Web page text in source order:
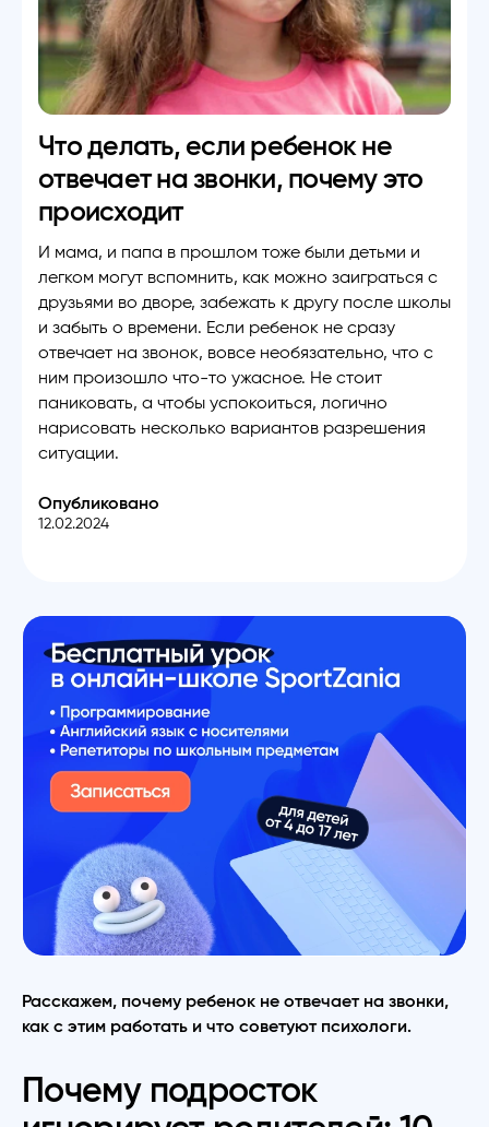
Что делать, если ребенок не
отвечает на звонки, почему это
происходит
И мама, и папа в прошлом тоже были детьми и
легком могут вспомнить, как можно заиграться с
друзьями во дворе, забежать к другу после школы
и забыть о времени. Если ребенок не сразу
отвечает на звонок, вовсе необязательно, что с
ним произошло что-то ужасное. Не стоит
паниковать, а чтобы успокоиться, логично
нарисовать несколько вариантов разрешения
ситуации.
Опубликовано
12.02.2024
Расскажем, почему ребенок не отвечает на звонки,
как с этим работать и что советуют психологи.
Почему подросток